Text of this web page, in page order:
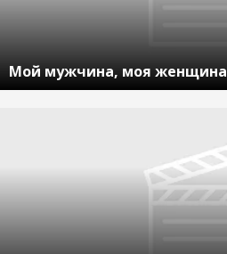
Мой мужчина, моя женщина